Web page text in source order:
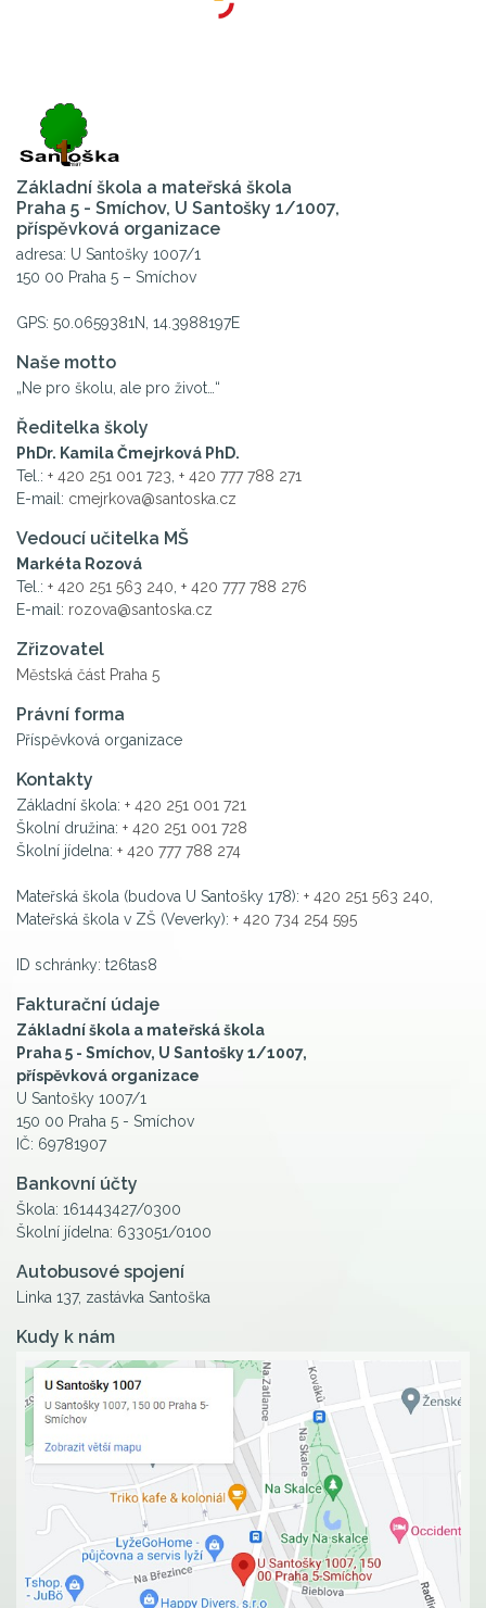
Základní škola a mateřská škola
Praha 5 - Smíchov, U Santošky 1/1007,
příspěvková organizace
adresa: U Santošky 1007/1
150 00 Praha 5 – Smíchov
GPS: 50.0659381N, 14.3988197E
Naše motto
„Ne pro školu, ale pro život…“
Ředitelka školy
PhDr. Kamila Čmejrková PhD.
Tel.: + 420 251 001 723 + 420 777 788 271
E-mail: cmejrkova@santoska.cz
Vedoucí učitelka MŠ
Markéta Rozová
Tel.: + 420 251 563 240 + 420 777 788 276
E-mail: rozova@santoska.cz
Zřizovatel
Městská část Praha 5
Právní forma
Příspěvková organizace
Kontakty
Základní škola: + 420 251 001 721
Školní družina: + 420 251 001 728
Školní jídelna: + 420 777 788 274
Mateřská škola (budova U Santošky 178): + 420 251 563 240
Mateřská škola v ZŠ (Veverky): + 420 734 254 595
ID schránky: t26tas8
Fakturační údaje
Základní škola a mateřská škola
Praha 5 - Smíchov, U Santošky 1/1007,
příspěvková organizace
U Santošky 1007/1
150 00 Praha 5 - Smíchov
IČ: 69781907
Bankovní účty
Škola: 161443427/0300
Školní jídelna: 633051/0100
Autobusové spojení
Linka 137, zastávka Santoška
Kudy k nám